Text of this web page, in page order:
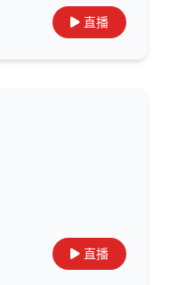
直播
直播